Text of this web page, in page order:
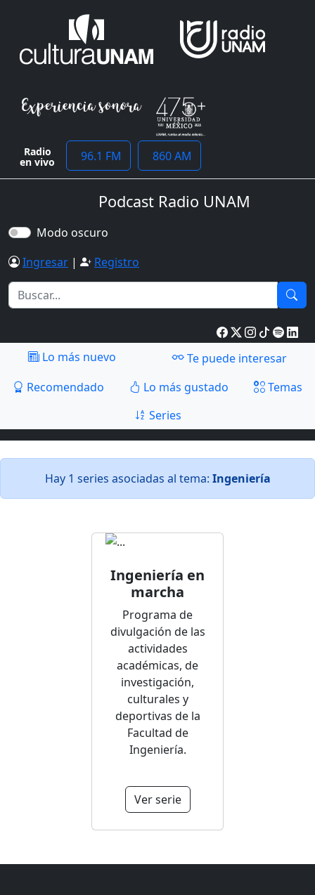
Radio
en vivo 96.1 FM 860 AM
Podcast Radio UNAM
Modo oscuro
Ingresar | Registro
Lo más nuevo
Te puede interesar
Recomendado
Lo más gustado
Temas
Series
Hay 1 series asociadas al tema: Ingeniería
Ingeniería en
marcha
Programa de
divulgación de las
actividades
académicas, de
investigación,
culturales y
deportivas de la
Facultad de
Ingeniería.
Ver serie